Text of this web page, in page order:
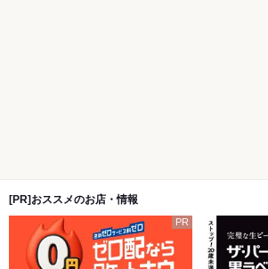
[PR]おススメのお店・情報
PR